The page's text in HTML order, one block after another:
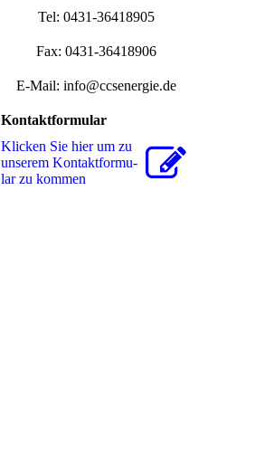
Tel: 0431-36418905
Fax: 0431-36418906
E-Mail: info@ccsenergie.de
Kontaktformular
Klicken Sie hier um zu
unserem Kon­takt­for­mu­
lar zu kommen